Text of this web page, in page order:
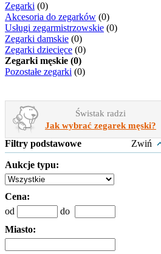
Zegarki (0)
Akcesoria do zegarków (0)
Usługi zegarmistrzowskie (0)
Zegarki damskie (0)
Zegarki dziecięce (0)
Zegarki męskie (0)
Pozostałe zegarki (0)
Świstak radzi
Jak wybrać zegarek męski?
Filtry podstawowe Zwiń
Aukcje typu:
Cena:
od
do
Miasto: